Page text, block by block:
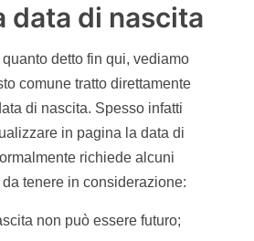
data di nascita
detto fin qui, vediamo
comune tratto direttamente
di nascita. Spesso infatti
in pagina la data di
richiede alcuni
tenere in considerazione:
non può essere futuro;